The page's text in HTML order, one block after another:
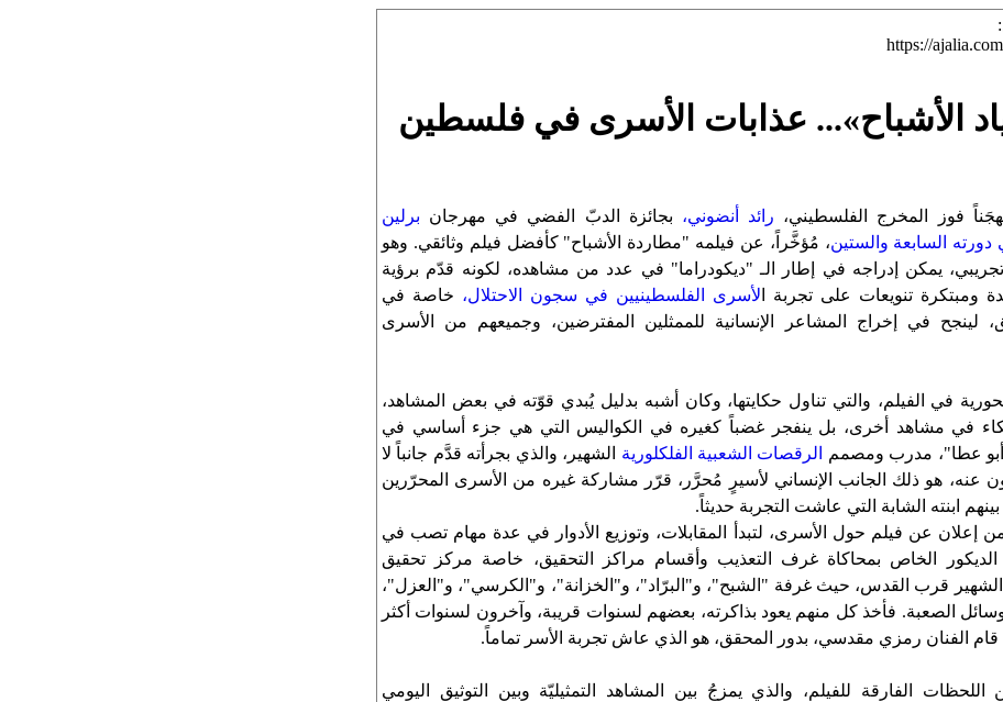
https://
الأشباح»... عذابات الأسرى في فلسطين
فوز المخرج الفلسطيني، رائد أنضوني، بجائزة الدبّ الفضي في مهرجان برلين
دورته السابعة والستين، مُؤخَّراً، عن فيلمه "مطاردة الأشباح" كأفضل فيلم وثائقي. وهو
يمكن إدراجه في إطار الـ "ديكودراما" في عدد من مشاهده، لكونه قدّم برؤية
ومبتكرة تنويعات على تجربة ا لأسرى الفلسطينيين في سجون الاحتلال، خاصة في
لينجح في إخراج المشاعر الإنسانية للممثلين المفترضين، وجميعهم من الأسرى
في الفيلم، والتي تناول حكايتها، وكان أشبه بدليل يُبدي قوّته في بعض المشاهد،
في مشاهد أخرى، بل ينفجر غضباً كغيره في الكواليس التي هي جزء أساسي في
عطا"، مدرب ومصمم
الرقصات الشعبية الفلكلورية
الشهير، والذي بجرأته قدَّم جانباً لا
عنه، هو ذلك الجانب الإنساني لأسيرٍ مُحرَّر، قرّر مشاركة غيره من الأسرى المحرّرين
ابنته الشابة التي عاشت التجربة حديثاً.
من إعلان عن فيلم حول الأسرى، لتبدأ المقابلات، وتوزيع الأدوار في عدة مهام تصب في
الديكور الخاص بمحاكاة غرف التعذيب وأقسام مراكز التحقيق، خاصة مركز تحقيق
قرب القدس، حيث غرفة "الشبح"، و"البرّاد"، و"الخزانة"، و"الكرسي"، و"العزل"،
الصعبة. فأخذ كل منهم يعود بذاكرته، بعضهم لسنوات قريبة، وآخرون لسنوات أكثر
قام الفنان رمزي مقدسي، بدور المحقق، هو الذي عاش تجربة الأسر تماماً.
الفارقة للفيلم، والذي يمزجُ بين المشاهد التمثيليّة وبين التوثيق اليومي